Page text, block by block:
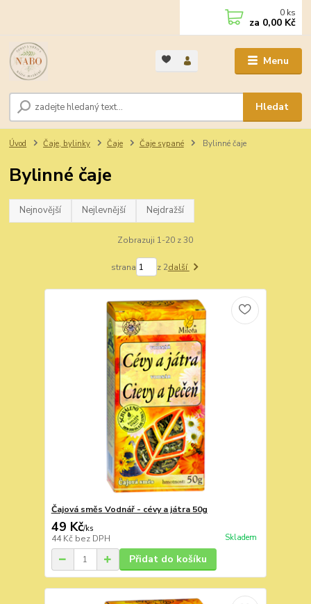
Menu
Hledat
0 ks
za 0,00 Kč
Úvod Čaje, bylinky Čaje Čaje sypané Bylinné čaje
Bylinné čaje
Nejnovější Nejlevnější Nejdražší
Zobrazuji 1-20 z 30
strana z 2další
Čajová směs Vodnář - cévy a játra 50g
49 Kč/ks
44 Kč bez DPH Skladem
Přidat do košíku